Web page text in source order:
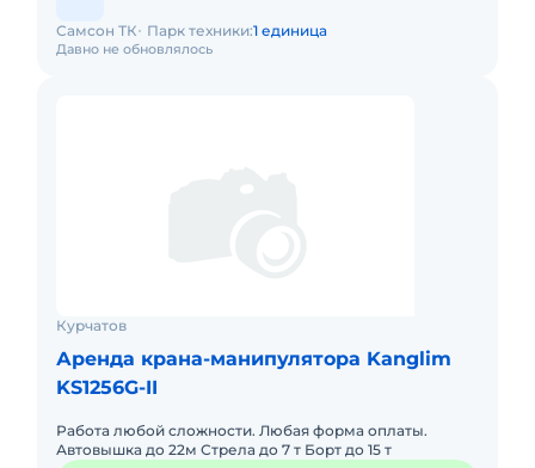
Давно не обновлялось
Самсон ТК Парк техники:1 единица
Курчатов
Аренда крана-манипулятора Kanglim
KS1256G-II
Работа любой сложности. Любая форма оплаты.
Автовышка до 22м Стрела до 7 т Борт до 15 т